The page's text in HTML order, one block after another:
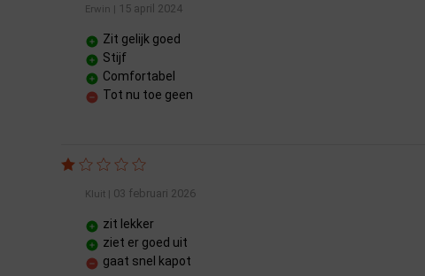
Erwin | 15 april 2024
Zit gelijk goed
Stijf
Comfortabel
Tot nu toe geen
Kluit| 03 februari 2026
zit lekker
ziet er goed uit
gaat snel kapot